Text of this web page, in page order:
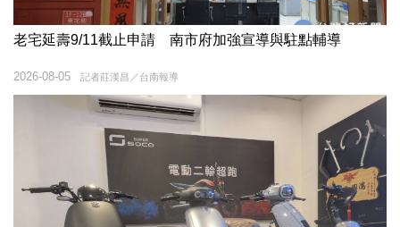
老宅延壽9/11截止申請 南市府加強宣導與駐點輔導
記者莊漢昌／台南報導
2026-08-05